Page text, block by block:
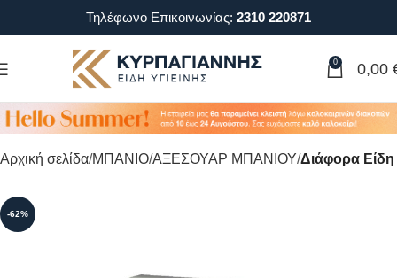
Τηλέφωνο Επικοινωνίας: 2310 220871
0 0,00
Αρχική σελίδα ΜΠΑΝΙΟ ΑΞΕΣΟΥΑΡ ΜΠΑΝΙΟΥ Διάφορα Είδη
-62%